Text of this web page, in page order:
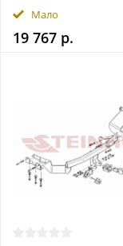
Мало
19 767 р.